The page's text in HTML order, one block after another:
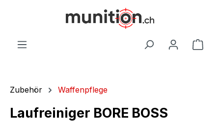
Zubehör Waffenpflege
Laufreiniger BORE BOSS